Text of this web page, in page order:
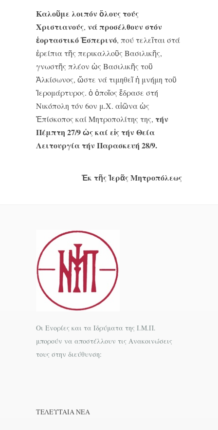
Καλοῦμε λοιπόν ὅλους τούς
Χριστιανούς, νά προσέλθουν στόν
ἑορταστικό Ἑσπερινό, πού τελεῖται στά
ἐρείπια τῆς περικαλλοῦς Βασιλικῆς,
γνωστῆς πλέον ὡς Βασιλικῆς τοῦ
Ἀλκίσωνος, ὥστε νά τιμηθεῖ ἡ μνήμη τοῦ
Ἱερομάρτυρος. ὁ ὁποῖος ἔδρασε στή
Νικόπολη τόν 6ον μ.Χ. αἰῶνα ὡς
Ἐπίσκοπος καί Μητροπολίτης της, τήν
Πέμπτη 27/9 ὡς καί εἰς τήν Θεία
Λειτουργία τήν Παρασκευή 28/9.
Ἐκ τῆς Ἱερᾶς Μητροπόλεως
Οι Ενορίες και τα Ιδρύματα της Ι.Μ.Π.
μπορούν να αποστέλλουν τις Ανακοινώσεις
τους στην διεύθυνση:
ΤΕΛΕΥΤΑΊΑ ΝΕΑ